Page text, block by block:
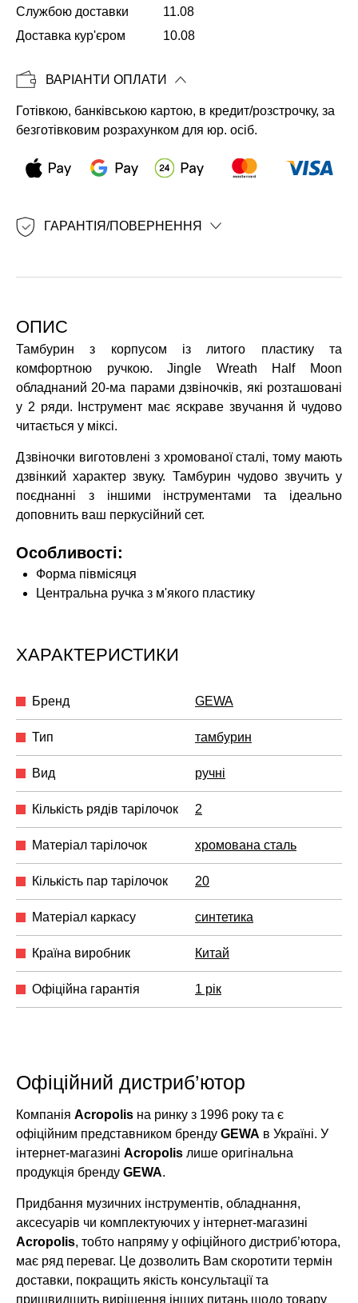
Службою доставки
11.08
Доставка кур'єром
10.08
ВАРІАНТИ ОПЛАТИ
Готівкою, банківською картою, в кредит/розстрочку, за
безготівковим розрахунком для юр. осіб.
ГАРАНТІЯ/ПОВЕРНЕННЯ
ОПИС
Тамбурин з корпусом із литого пластику та
комфортною ручкою. Jingle Wreath Half Moon
обладнаний 20-ма парами дзвіночків, які розташовані
у 2 ряди. Інструмент має яскраве звучання й чудово
читається у міксі.
Дзвіночки виготовлені з хромованої сталі, тому мають
дзвінкий характер звуку. Тамбурин чудово звучить у
поєднанні з іншими інструментами та ідеально
доповнить ваш перкусійний сет.
Особливості:
Форма півмісяця
Центральна ручка з м'якого пластику
ХАРАКТЕРИСТИКИ
Бренд GEWA
Тип тамбурин
Вид ручні
Кількість рядів тарілочок 2
Матеріал тарілочок хромована сталь
Кількість пар тарілочок 20
Матеріал каркасу синтетика
Країна виробник Китай
Офіційна гарантія 1 рік
Офіційний дистриб’ютор
Компанія Acropolis на ринку з 1996 року та є
офіційним представником бренду GEWA в Україні. У
інтернет-магазині Acropolis лише оригінальна
продукція бренду GEWA.
Придбання музичних інструментів, обладнання,
аксесуарів чи комплектуючих у інтернет-магазині
Acropolis, тобто напряму у офіційного дистриб’ютора,
має ряд переваг. Це дозволить Вам скоротити термін
доставки, покращить якість консультації та
пришвидшить вирішення інших питань щодо товару